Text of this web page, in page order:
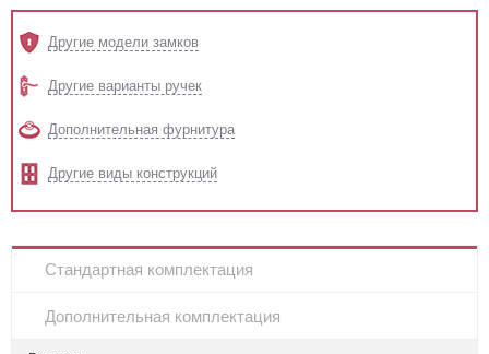
Другие модели замков
Другие варианты ручек
Дополнительная фурнитура
Другие виды конструкций
Стандартная комплектация
Дополнительная комплектация